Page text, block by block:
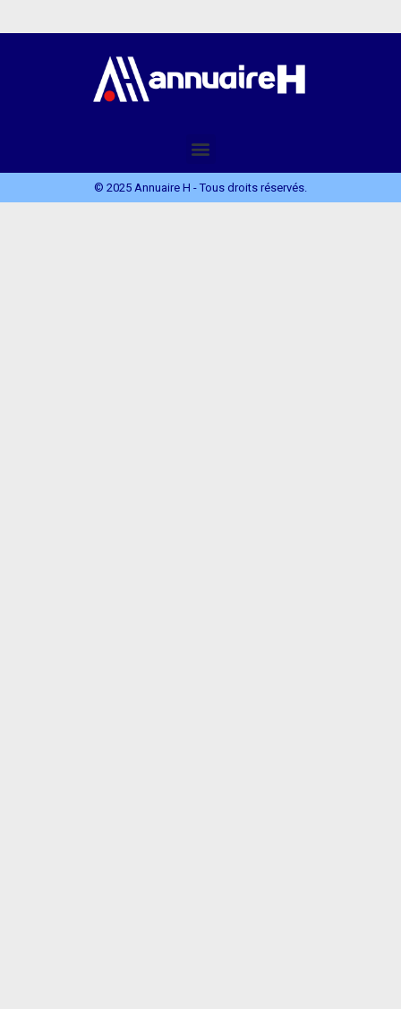
© 2025 Annuaire H - Tous droits réservés.